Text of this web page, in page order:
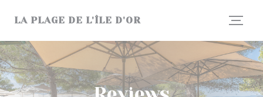
LA PLAGE DE L'ÎLE D'OR